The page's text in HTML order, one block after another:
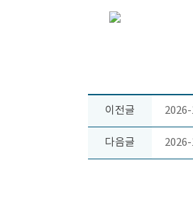
이전글 2026-
다음글 2026-